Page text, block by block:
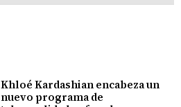
Khloé Kardashian encabeza un
nuevo programa de